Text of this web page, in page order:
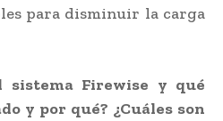
para disminuir la carga
sistema Firewise y qué
y por qué? ¿Cuáles son